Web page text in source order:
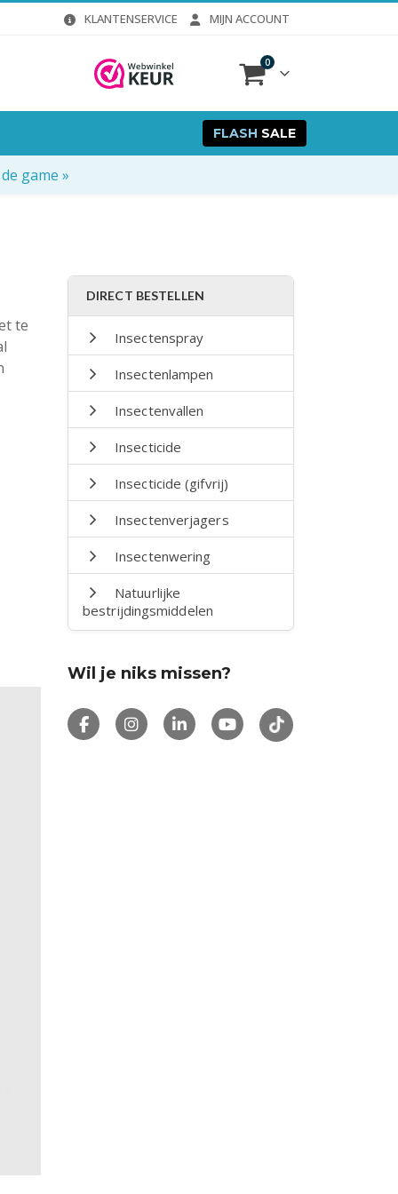
KLANTENSERVICE MIJN ACCOUNT
0
FLASH SALE
game »
te
DIRECT BESTELLEN
Insectenspray
Insectenlampen
Insectenvallen
Insecticide
Insecticide (gifvrij)
Insectenverjagers
Insectenwering
Natuurlijke
bestrijdingsmiddelen
Wil je niks missen?